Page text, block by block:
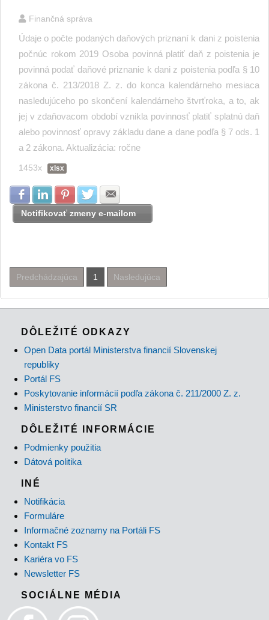
Finančná správa
Údaje o počte podaných daňových priznaní k dani z poistenia
počnúc rokom 2019 Osoba povinná platiť daň z poistenia je
povinná podať daňové priznanie k dani z poistenia podľa § 10
zákona č. 213/2018 Z. z. do konca kalendárneho mesiaca
nasledujúceho po skončení kalendárneho štvrťroka, a to, ak
jej v zdaňovacom období vznikla povinnosť platiť splatnú daň
alebo povinnosť opravy základu dane a dane podľa § 7 ods. 1
a 2 zákona. Aktualizácia: ročne
1453x xlsx
Zdielať na Facebook
Zdielať na LinkedIn
Zdielať na Pinterest
Zdielať na Twitter
Notifikovať zmeny e-mailom
Predchádzajúca 1 Nasledujúca
DÔLEŽITÉ ODKAZY
Open Data portál Ministerstva financií Slovenskej
republiky
Portál FS
Poskytovanie informácií podľa zákona č. 211/2000 Z. z.
Ministerstvo financií SR
DÔLEŽITÉ INFORMÁCIE
Podmienky použitia
Dátová politika
INÉ
Notifikácia
Formuláre
Informačné zoznamy na Portáli FS
Kontakt FS
Kariéra vo FS
Newsletter FS
SOCIÁLNE MÉDIA